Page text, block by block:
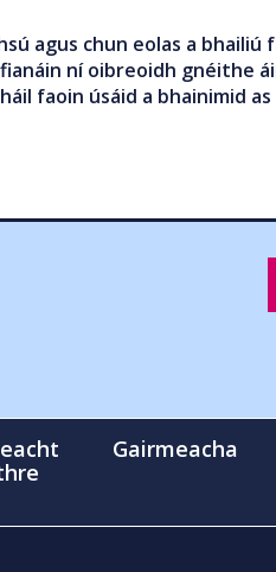
agus chun eolas a bhailiú
ní oibreoidh gnéithe
faoin úsáid a bhainimid as
Gairmeacha